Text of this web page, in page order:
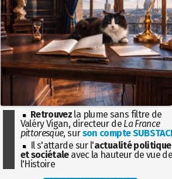
Retrouvez la plume sans filtre de
Valéry Vigan, directeur de La France
pittoresque, surson compte
Il s'attarde sur l'actualité politique
et sociétaleavec la hauteur de vue
l'Histoire